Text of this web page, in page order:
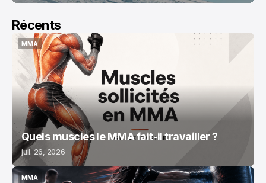
Récents
MMA
MMA
Quels muscles le MMA fait-il travailler ?
juil. 26, 2026
MMA